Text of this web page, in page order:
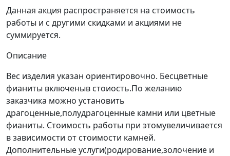
Данная акция распространяется на стоимость
работы и с другими скидками и акциями не
суммируется.
Описание
Вес изделия указан ориентировочно. Бесцветные
фианиты включеныв стоиость.По желанию
заказчика можно установить
драгоценные,полудрагоценные камни или цветные
фианиты. Стоимость работы при этомувеличивается
в зависимости от стоимости камней.
Дополнительные услуги(родирование,золочение и